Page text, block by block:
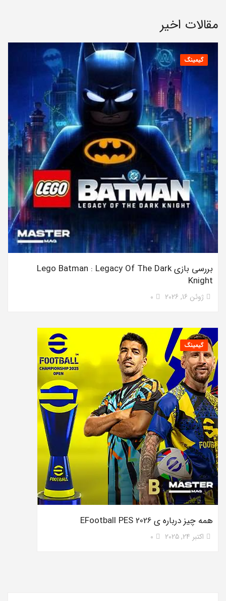
مقالات اخیر
گیمینگ
بررسی بازی Lego Batman : Legacy Of The Dark
Knight
ژوئن 16, 2026 0
گیمینگ
همه چیز درباره ی EFootball PES 2026
اکتبر 24, 2025 0